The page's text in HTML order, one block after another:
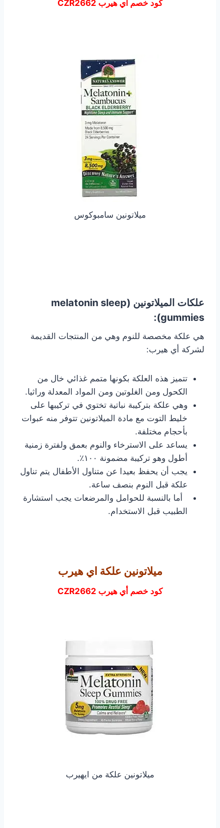
كود خصم أي هيرب CZR2662
ميلاتونين سامبوكوس
علكات الميلاتونين (melatonin sleep
gummies):
هي علكة مخصصة للنوم وهي من المنتجات القديمة
لشركة أي هيرب:
تتميز هذه العلكة بكونها متمم غذائي خال من
الكحول ومن الغلوتين ومن المواد المعدلة وراثيا.
وهي علكة بتركيبة نباتية تختوي في تركيبها على
خليط التوت مع مادة الميلاتونين تتوفر منه عبوات
بأحجام مختلفة.
يساعد على الاسترخاء والنوم بعمق ولفترة زمنية
أطول وهو تركيبة مضمونة ١٠٠٪.
يجب أن يحفظ بعيدا عن متناول الأطفال يتم تناول
علكة قبل النوم بنصف ساعة.
أما بالنسبة للحوامل والمرضعات يجب استشارة
الطبيب قبل الاستخدام.
ميلاتونين علكة اي هيرب
كود خصم أي هيرب CZR2662
ميلاتونين علكة من ايهيرب